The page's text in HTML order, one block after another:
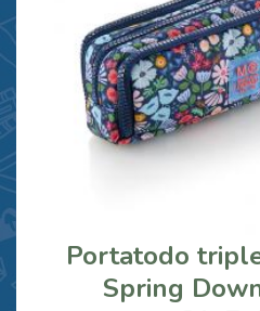
Portatodo
Spring